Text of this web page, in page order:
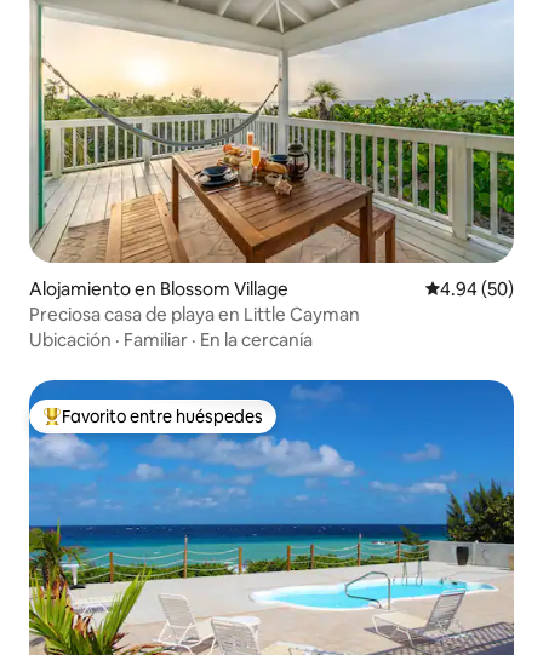
Alojamiento en Blossom Village Calificación
4.94 (50)
Preciosa casa de playa en Little Cayman
Ubicación · Familiar · En la cercanía
Favorito entre huéspedes preferido
Favorito entre huéspedes